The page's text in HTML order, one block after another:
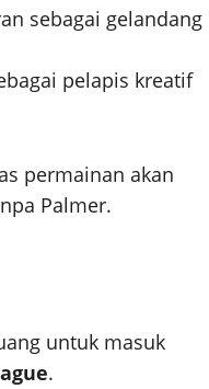
sebagai gelandang
pelapis kreatif
permainan akan
Palmer.
untuk masuk
.